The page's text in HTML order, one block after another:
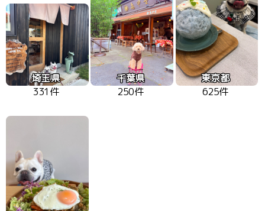
埼玉県
331件
千葉県
250件
東京都
625件